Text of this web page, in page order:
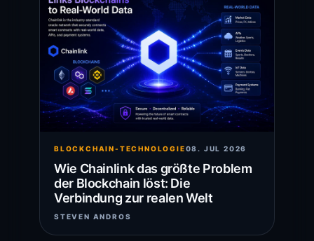
BLOCKCHAIN-TECHNOLOGIE08. JUL 2026
Wie Chainlink das größte Problem
der Blockchain löst: Die
Verbindung zur realen Welt
STEVEN ANDROS